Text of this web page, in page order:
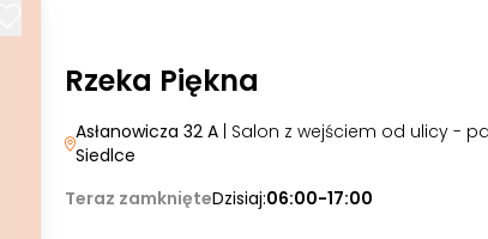
Rzeka Piękna
Asłanowicza 32 A| Salon z wejściem od ulicy -
Siedlce
Teraz zamknięteDzisiaj:06:00-17:00